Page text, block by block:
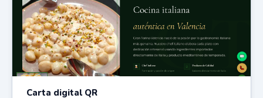
Carta digital QR